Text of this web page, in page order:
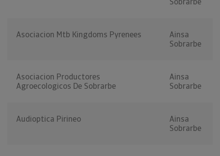
Asociacion Mtb Kingdoms Pyrenees
Ainsa
Sobrarbe
Asociacion Productores
Agroecologicos De Sobrarbe
Ainsa
Sobrarbe
Audioptica Pirineo
Ainsa
Sobrarbe